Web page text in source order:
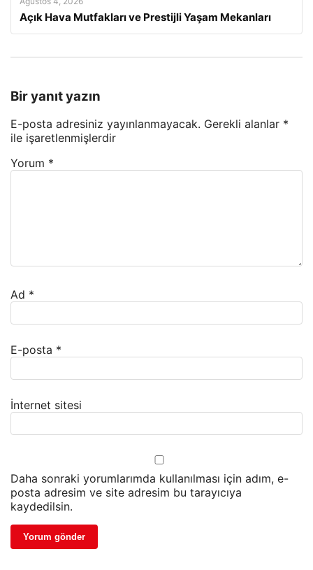
Açık Hava Mutfakları ve Prestijli Yaşam Mekanları
Bir yanıt yazın
E-posta adresiniz yayınlanmayacak. Gerekli alanlar *
ile işaretlenmişlerdir
Yorum *
Ad *
E-posta *
İnternet sitesi
Daha sonraki yorumlarımda kullanılması için adım, e-
posta adresim ve site adresim bu tarayıcıya
kaydedilsin.